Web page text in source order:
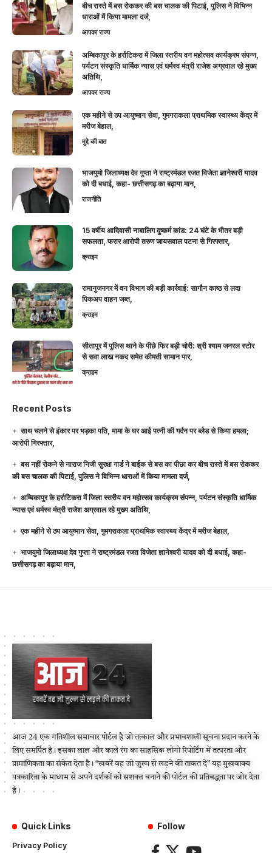
बीच रास्ते में बस रोककर की बस चालक की पिटाई, पुलिस ने विभिन्न
धाराओं में किया मामला दर्ज,
आपका राज्य
अम्बिकापुर के हर्राटिकरा में जिला स्तरीय वन महोत्सव कार्यक्रम संपन्न,
पर्यटन संस्कृति धार्मिक न्यास एवं धर्मस्व मंत्री राजेश अग्रवाल रहे मुख्य
अतिथि,
आपका राज्य
एक महीने से ठप आयुष्मान सेवा, गुमगराकला प्राथमिक स्वास्थ्य केंद्र में
मरीज बेहाल,
मुद्दे की बात
भाजयुमो जिलाध्यक्ष देव गुप्ता ने राष्ट्रमंडल रजत विजेता ज्ञानेश्वरी यादव
को दी बधाई, कहा- छत्तीसगढ़ का बढ़ाया मान,
राजनीति
15 वर्षीय आदिवासी नाबालिग दुष्कर्म कांड: 24 घंटे के भीतर बड़ी
सफलता, फरार आरोपी तरुण जायसवाल पटना से गिरफ्तार,
क्राइम
रामानुजनगर में वन विभाग की बड़ी कार्रवाई: सागौन काष्ठ से लदा
पिकअप वाहन जब्त,
क्राइम
सीतापुर में पुलिस थाने के पीछे फिर बड़ी चोरी: श्री श्याम जनरल स्टोर
से सवा लाख नकद समेत कीमती सामान पार,
क्राइम
Recent Posts
साथ चलने से इंकार पर भड़का पति, मामा के घर आई पत्नी की गर्दन पर ब्लेड से किया हमला;
आरोपी गिरफ्तार,
बस नहीं रोकने से नाराज निजी सुरक्षा गार्ड ने बाईक से बस का पीछा कर बीच रास्ते में बस रोककर
की बस चालक की पिटाई, पुलिस ने विभिन्न धाराओं में किया मामला दर्ज,
अम्बिकापुर के हर्राटिकरा में जिला स्तरीय वन महोत्सव कार्यक्रम संपन्न, पर्यटन संस्कृति धार्मिक
न्यास एवं धर्मस्व मंत्री राजेश अग्रवाल रहे मुख्य अतिथि,
एक महीने से ठप आयुष्मान सेवा, गुमगराकला प्राथमिक स्वास्थ्य केंद्र में मरीज बेहाल,
भाजयुमो जिलाध्यक्ष देव गुप्ता ने राष्ट्रमंडल रजत विजेता ज्ञानेश्वरी यादव को दी बधाई, कहा-
छत्तीसगढ़ का बढ़ाया मान,
आज 24 एक गतिशील समाचार पोर्टल है जो तत्काल और प्रभावशाली सूचना प्रदान करने के
लिए समर्पित है। इसका लाल और काले रंग का साहसिक लोगो रिपोर्टिंग में तत्परता और
प्रामाणिकता का संकेत देता है। “खबरें वह जो जुल्म से लड़ने की ताकत दे” यह मुखवाक्य
पत्रकारिता के माध्यम से अपने दर्शकों को सशक्त बनाने की पोर्टल की प्रतिबद्धता पर जोर देता
है।
Quick Links
Privacy Policy
Follow